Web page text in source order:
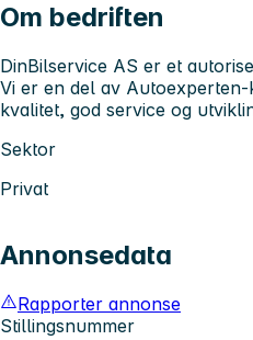
Om bedriften
DinBilservice AS er et
Vi er en del av
kvalitet, god service og
Sektor
Privat
Annonsedata
Rapporter annonse
Stillingsnummer